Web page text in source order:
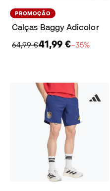
PROMOÇÃO
Calças Baggy Adicolor
64,99 €41,99 €−35%